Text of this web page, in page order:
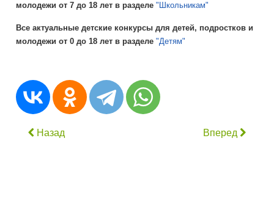
молодежи от 7 до 18 лет в разделе"Школьникам"
Все актуальные детские конкурсы для детей, подростков и
молодежи от 0 до 18 лет в разделе"Детям"
Назад Вперед